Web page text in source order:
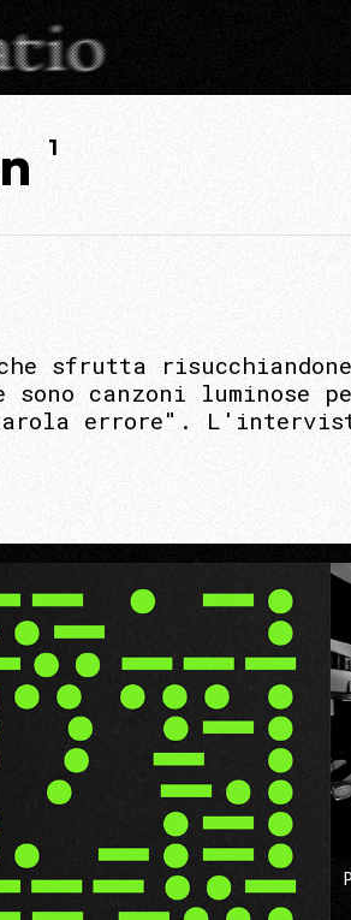
1
sfrutta
canzoni luminose
errore".